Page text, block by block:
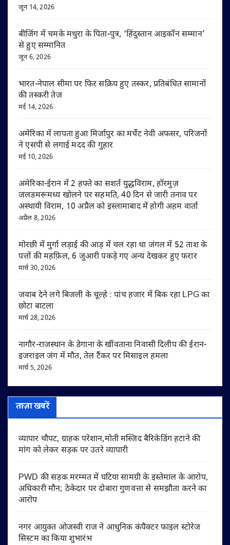
जून 14, 2026
बीजिंग में चमके मथुरा के पिता-पुत्र, ‘हिंदुस्तान आइकॉन सम्मान’
से हुए सम्मानित
जून 6, 2026
भारत-नेपाल सीमा पर फिर सक्रिय हुए तस्कर, प्रतिबंधित सामानों
की तस्करी तेज
मई 14, 2026
अमेरिका में लापता हुआ मिर्जापुर का मर्चेंट नेवी अफसर, परिजनों
ने एसपी से लगाई मदद की गुहार
मई 10, 2026
अमेरिका-ईरान में 2 हफ्ते का सशर्त युद्धविराम, हॉरमुज़
जलडमरूमध्य खोलने पर सहमति, 40 दिन से जारी तनाव पर
अस्थायी विराम, 10 अप्रैल को इस्लामाबाद में होगी अहम वार्ता
अप्रैल 8, 2026
मोरछी में मुर्गा लड़ाई की आड़ में चल रहा था जंगल में 52 ताश के
पत्तों की महफ़िल, 6 जुआरी पकड़े गए अन्य देखकर हुए फरार
मार्च 30, 2026
जवाब देने लगे बिजली के चूल्हे : पांच हजार में बिक रहा LPG का
छोटा बाटला
मार्च 28, 2026
नागौर-राजस्थान के डेगाना के खींवताना निवासी दिलीप की ईरान-
इजराइल जंग में मौत, तेल टैंकर पर मिसाइल हमला
मार्च 5, 2026
ताज़ा खबरें
व्यापार चौपट, ग्राहक परेशान,मोती मस्जिद बैरिकेडिंग हटाने की
मांग को लेकर सड़क पर उतरे व्यापारी
PWD की सड़क मरम्मत में घटिया सामग्री के इस्तेमाल के आरोप,
अधिकारी मौन; ठेकेदार पर दोबारा गुणवत्ता से समझौता करने का
आरोप
नगर आयुक्त ओजस्वी राज ने आधुनिक कंपैक्टर फाइल स्टोरेज
सिस्टम का किया शुभारंभ